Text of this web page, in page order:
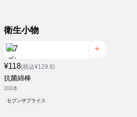
衛生小物
¥118(税込¥129.8)
抗菌綿棒
200本
セブンザプライス